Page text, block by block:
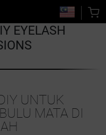
EYELASH
UNTUK
MATA DI